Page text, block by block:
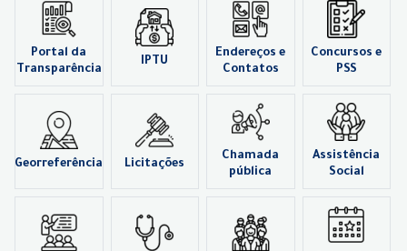
Portal da
Transparência
IPTU
Endereços e
Contatos
Concursos e
PSS
Georreferência Licitações
Chamada
pública
Assistência
Social